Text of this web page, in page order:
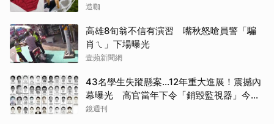
造咖
高雄8旬翁不信有演習 嘴秋怒嗆員警「騙
肖ㄟ」下場曝光
壹蘋新聞網
43名學生失蹤懸案...12年重大進展！震撼內
幕曝光 高官當年下令「銷毀監視器」今遭
逮
鏡週刊